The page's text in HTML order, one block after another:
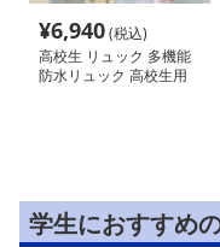
¥6,940(税込)
高校生 リュック 多機能
防水リュック 高校生用
学生におすすめ